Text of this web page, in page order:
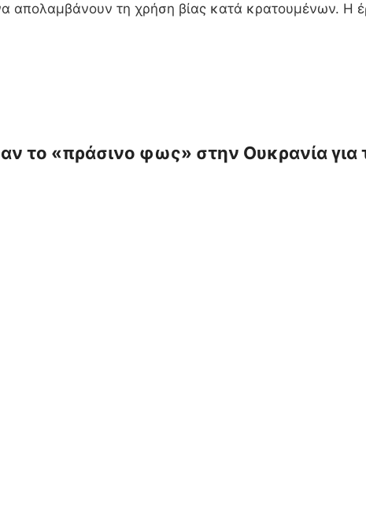
απολαμβάνουν τη χρήση βίας κατά κρατουμένων. Η
το «πράσινο φως» στην Ουκρανία για